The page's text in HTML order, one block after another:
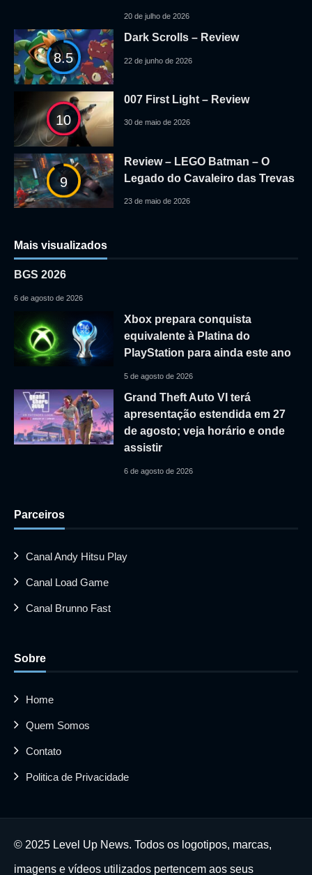
20 de julho de 2026
8.5
Dark Scrolls – Review
22 de junho de 2026
10
007 First Light – Review
30 de maio de 2026
9
Review – LEGO Batman – O
Legado do Cavaleiro das Trevas
23 de maio de 2026
Mais visualizados
BGS 2026
6 de agosto de 2026
Xbox prepara conquista
equivalente à Platina do
PlayStation para ainda este ano
5 de agosto de 2026
Grand Theft Auto VI terá
apresentação estendida em 27
de agosto; veja horário e onde
assistir
6 de agosto de 2026
Parceiros
Canal Andy Hitsu Play
Canal Load Game
Canal Brunno Fast
Sobre
Home
Quem Somos
Contato
Politica de Privacidade
© 2025 Level Up News. Todos os logotipos, marcas,
imagens e vídeos utilizados pertencem aos seus